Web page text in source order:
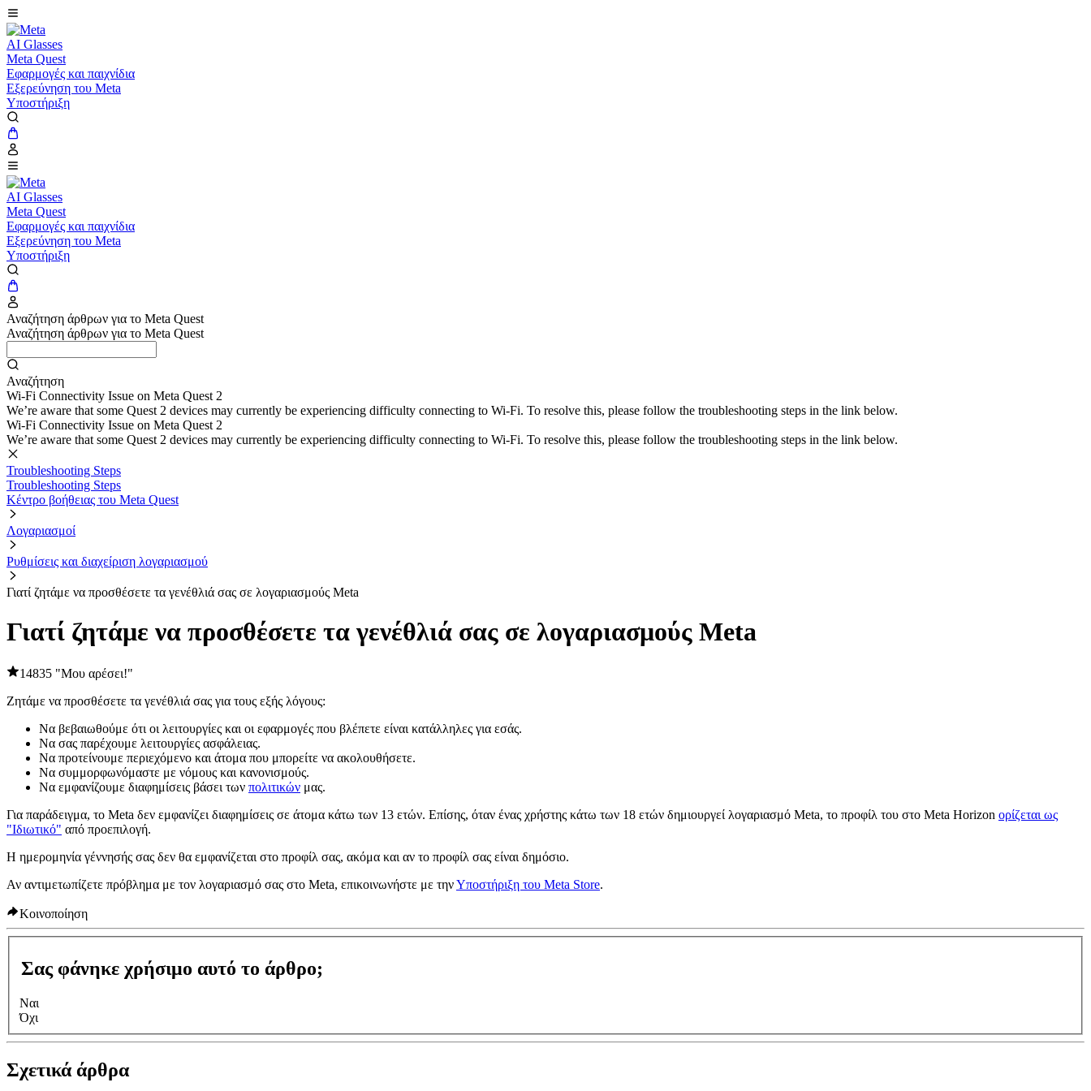
AI Glasses
Meta Quest
Εφαρμογές και παιχνίδια
Εξερεύνηση του Meta
Υποστήριξη
AI Glasses
Meta Quest
Εφαρμογές και παιχνίδια
Εξερεύνηση του Meta
Υποστήριξη
Αναζήτηση άρθρων για το Meta Quest
Αναζήτηση άρθρων για το Meta Quest
Αναζήτηση
Wi-Fi Connectivity Issue on Meta Quest 2
We’re aware that some Quest 2 devices may currently be experiencing difficulty connecting to Wi-Fi. To resolve this, please follow the troubleshooting steps in the link below.
Wi-Fi Connectivity Issue on Meta Quest 2
We’re aware that some Quest 2 devices may currently be experiencing difficulty connecting to Wi-Fi. To resolve this, please follow the troubleshooting steps in the link below.
Troubleshooting Steps
Troubleshooting Steps
Κέντρο βοήθειας του Meta Quest
Λογαριασμοί
Ρυθμίσεις και διαχείριση λογαριασμού
Γιατί ζητάμε να προσθέσετε τα γενέθλιά σας σε λογαριασμούς Meta
Γιατί ζητάμε να προσθέσετε τα γενέθλιά σας σε λογαριασμούς Meta
14835 "Μου αρέσει!"
Ζητάμε να προσθέσετε τα γενέθλιά σας για τους εξής λόγους:
Να βεβαιωθούμε ότι οι λειτουργίες και οι εφαρμογές που βλέπετε είναι κατάλληλες για εσάς.
Να σας παρέχουμε λειτουργίες ασφάλειας.
Να προτείνουμε περιεχόμενο και άτομα που μπορείτε να ακολουθήσετε.
Να συμμορφωνόμαστε με νόμους και κανονισμούς.
Να εμφανίζουμε διαφημίσεις βάσει των πολιτικών μας.
Για παράδειγμα, το Meta δεν εμφανίζει διαφημίσεις σε άτομα κάτω των 13 ετών. Επίσης, όταν ένας χρήστης κάτω των 18 ετών δημιουργεί λογαριασμό Meta, το προφίλ του στο Meta Horizon ορίζεται ως
"Ιδιωτικό" από προεπιλογή.
Η ημερομηνία γέννησής σας δεν θα εμφανίζεται στο προφίλ σας, ακόμα και αν το προφίλ σας είναι δημόσιο.
Αν αντιμετωπίζετε πρόβλημα με τον λογαριασμό σας στο Meta, επικοινωνήστε με τηνΥποστήριξη του Meta Store.
Κοινοποίηση
Σας φάνηκε χρήσιμο αυτό το άρθρο;
Ναι
Όχι
Σχετικά άρθρα